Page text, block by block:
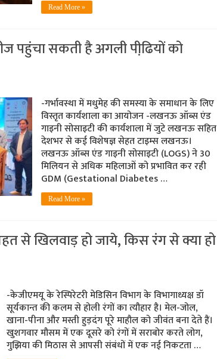
Read More »
पहुंचा सकती है अगली पीढि़यों को
-गर्भावस्था में मधुमेह की समस्या के समाधान के लिए
विस्तृत कार्यशाला का आयोजन -लखनऊ ऑब्स एंड
गाइनी सोसाइटी की कार्यशाला में जुटे लखनऊ सहित
देशभर से कई विशेषज्ञ सेहत टाइम्स लखनऊ।
लखनऊ ऑब्स एंड गाइनी सोसाइटी (LOGS) ने 30
मिलियन से अधिक महिलाओं को प्रभावित कर रही
GDM (Gestational Diabetes …
Read More »
से खिलवाड़ हो जाये, किस रंग से क्या हो
-केजीएमयू के रेस्पिरेटरी मेडिसिन विभाग के विभागाध्यक्ष डॉ
सूर्यकान्त की कलम से होली रंगों का त्यौहार है। मेल-जोल,
खाना-पीना और मस्ती हुड़दंग पूरे माहौल को जीवंत बना देते हैं।
खुशगवार मौसम में एक दूसरे को रंगों में सराबोर करते लोग,
गुझिया की मिठास से आपसी संबंधों में एक नई निकटता …